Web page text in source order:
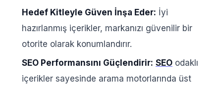
Hedef Kitleyle Güven İnşa Eder: İyi
hazırlanmış içerikler, markanızı güvenilir bir
otorite olarak konumlandırır.
SEO Performansını Güçlendirir: SEO odaklı
içerikler sayesinde arama motorlarında üst